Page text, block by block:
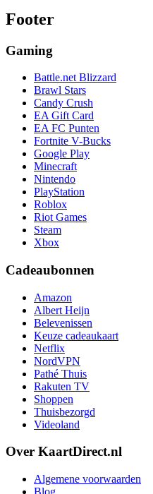
Footer
Gaming
Battle.net Blizzard
Brawl Stars
Candy Crush
EA Gift Card
EA FC Punten
Fortnite V-Bucks
Google Play
Minecraft
Nintendo
PlayStation
Roblox
Riot Games
Steam
Xbox
Cadeaubonnen
Amazon
Albert Heijn
Belevenissen
Keuze cadeaukaart
Netflix
NordVPN
Pathé Thuis
Rakuten TV
Shoppen
Thuisbezorgd
Videoland
Over KaartDirect.nl
Algemene voorwaarden
Blog